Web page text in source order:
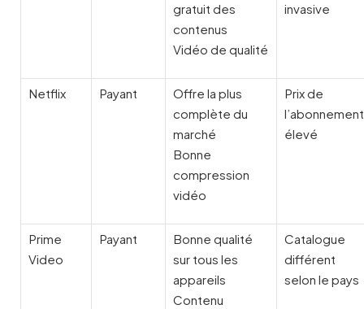
gratuit des
contenus
Vidéo de qualité
invasive
Netflix Payant
Offre la plus
complète du
marché
Bonne
compression
vidéo
Prix de
l’abonnement
élevé
Prime
Video
Payant
Bonne qualité
sur tous les
appareils
Contenu
Catalogue
différent
selon le pays